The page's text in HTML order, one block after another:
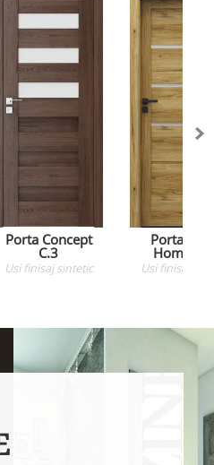
Porta Concept
C.3
Usifinisaj sintetic
Porta
Home
Usifinisaj